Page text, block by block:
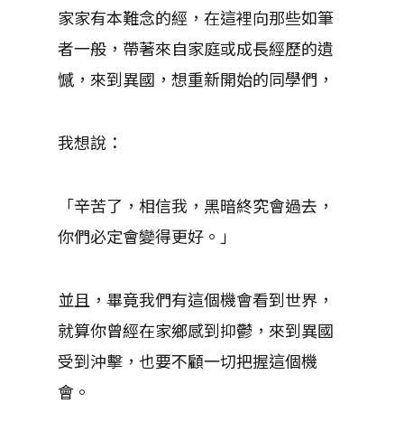
家家有本難念的經，在這裡向那些如筆
者一般，帶著來自家庭或成長經歷的遺
憾，來到異國，想重新開始的同學們，
我想說：
「辛苦了，相信我，黑暗終究會過去，
你們必定會變得更好。」
並且，畢竟我們有這個機會看到世界，
就算你曾經在家鄉感到抑鬱，來到異國
受到沖擊，也要不顧一切把握這個機
會。